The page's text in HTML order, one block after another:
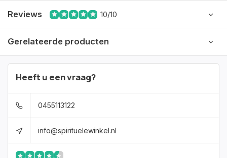
Reviews 10/10
Gerelateerde producten
Heeft u een vraag?
0455113122
info@spirituelewinkel.nl